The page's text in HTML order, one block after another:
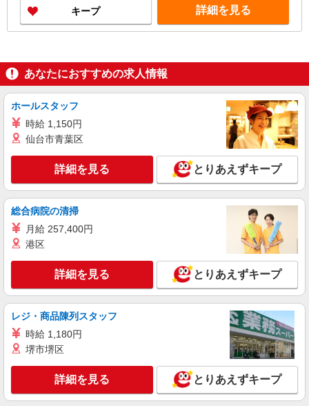
※上記金額に消費税を加えた金額をお支払いいた
します ※交通費・電話代は弊社負担。その他、支
キープ 詳細を見る
あなたにおすすめの求人情報
ホールスタッフ
時給 1,150円
仙台市青葉区
詳細を見る とりあえずキープ
総合病院の清掃
月給 257,400円
港区
詳細を見る とりあえずキープ
レジ・商品陳列スタッフ
時給 1,180円
堺市堺区
詳細を見る とりあえずキープ